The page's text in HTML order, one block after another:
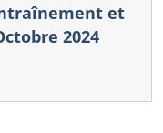
et
2024